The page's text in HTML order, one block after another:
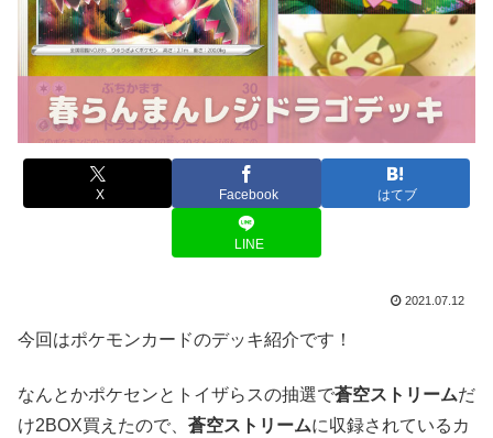
X Facebook はてブ
LINE
2021.07.12
今回はポケモンカードのデッキ紹介です！
なんとかポケセンとトイザらスの抽選で蒼空ストリームだ
け2BOX買えたので、 蒼空ストリームに収録されているカ